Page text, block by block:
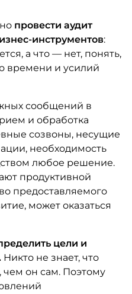
провести аудит
инструментов:
а что — нет, понять,
времени и усилий
сообщений в
и обработка
созвоны, несущие
необходимость
любое решение.
продуктивной
предоставляемого
может оказаться
цели и
Никто не знает, что
чем он сам. Поэтому